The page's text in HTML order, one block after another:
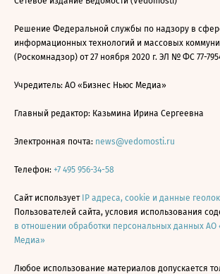
Решение Федеральной службы по надзору в
информационных технологий и массовых
(Роскомнадзор) от 27 ноября 2020 г. ЭЛ № ФС 77-
Учредитель: АО «Бизнес Ньюс Медиа»
Главный редактор: Казьмина Ирина Сергеевна
Электронная почта: news@vedomosti.ru
Телефон: +7 495 956-34-58
Сайт использует IP адреса, cookie и данные
Пользователей сайта, условия использования
в отношении обработки персональных данных АО
Медиа»
Любое использование материалов допускается